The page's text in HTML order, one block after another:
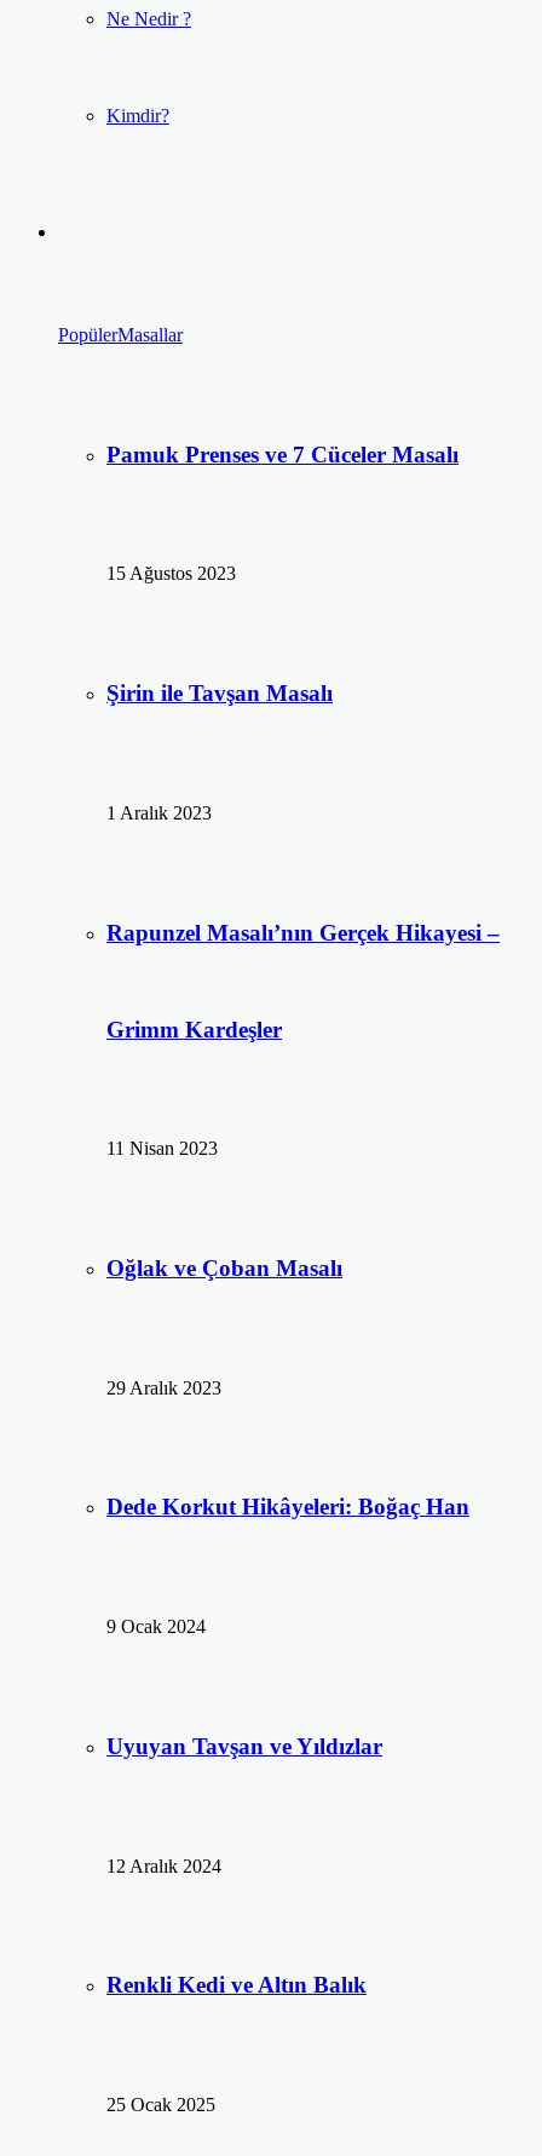
Ne Nedir ?
Kimdir?
PopülerMasallar
Pamuk Prenses ve 7 Cüceler Masalı
15 Ağustos 2023
Şirin ile Tavşan Masalı
1 Aralık 2023
Rapunzel Masalı’nın Gerçek Hikayesi –
Grimm Kardeşler
11 Nisan 2023
Oğlak ve Çoban Masalı
29 Aralık 2023
Dede Korkut Hikâyeleri: Boğaç Han
9 Ocak 2024
Uyuyan Tavşan ve Yıldızlar
12 Aralık 2024
Renkli Kedi ve Altın Balık
25 Ocak 2025